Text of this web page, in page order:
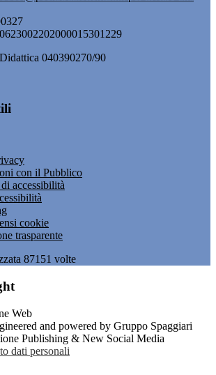
040390270/90
con il Pubblico
accessibilità
cookie
trasparente
87151 volte
and powered by Gruppo Spaggiari
Publishing & New Social Media
dati personali